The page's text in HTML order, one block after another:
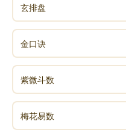
玄排盘
金口诀
紫微斗数
梅花易数